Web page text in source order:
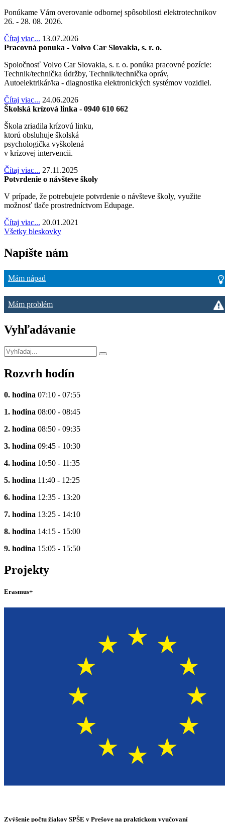
Ponúkame Vám overovanie odbornej spôsobilosti elektrotechnikov
26. - 28. 08. 2026.
Čítaj viac... 13.07.2026
Pracovná ponuka - Volvo Car Slovakia, s. r. o.
Spoločnosť Volvo Car Slovakia, s. r. o. ponúka pracovné pozície:
Technik/technička údržby, Technik/technička opráv,
Autoelektrikár/ka - diagnostika elektronických systémov vozidiel.
Čítaj viac... 24.06.2026
Školská krízová linka - 0940 610 662
Škola zriadila krízovú linku,
ktorú obsluhuje školská
psychologička vyškolená
v krízovej intervencii.
Čítaj viac... 27.11.2025
Potvrdenie o návšteve školy
V prípade, že potrebujete potvrdenie o návšteve školy, využite
možnosť tlače prostredníctvom Edupage.
Čítaj viac... 20.01.2021
Všetky bleskovky
Napíšte nám
Mám nápad
Mám problém
Vyhľadávanie
Rozvrh hodín
0. hodina 07:10 - 07:55
1. hodina 08:00 - 08:45
2. hodina 08:50 - 09:35
3. hodina 09:45 - 10:30
4. hodina 10:50 - 11:35
5. hodina 11:40 - 12:25
6. hodina 12:35 - 13:20
7. hodina 13:25 - 14:10
8. hodina 14:15 - 15:00
9. hodina 15:05 - 15:50
Projekty
Erasmus+
Zvýšenie počtu žiakov SPŠE v Prešove na praktickom vyučovaní